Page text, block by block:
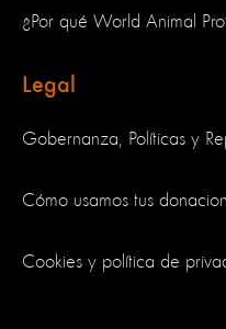
¿Por qué World Animal
Legal
Gobernanza, Políticas y
Cómo usamos tus
Cookies y política de